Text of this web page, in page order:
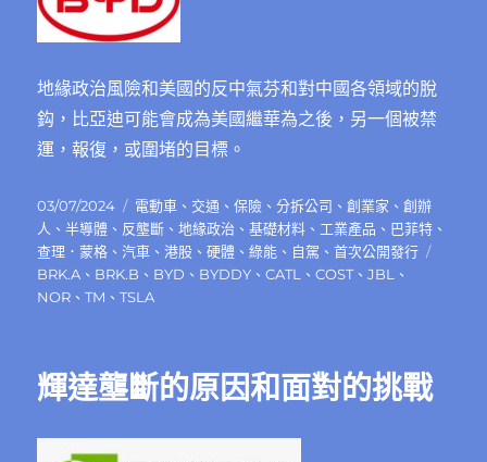
地緣政治風險和美國的反中氣芬和對中國各領域的脫
鈎，比亞迪可能會成為美國繼華為之後，另一個被禁
運，報復，或圍堵的目標。
發
佈
日
期:
03/07/2024
分
類
電動車 、 交通 、保險 、分拆公司 、創業家 、創辦
人 、半導體 、 反壟斷 、地緣政治 、基礎材料 、 工業產品 、 巴菲特 、
查理．蒙格 、 汽車 、港股 、硬體 、綠能 、 自駕 、首次公開發行
BRK.A 、 BRK.B 、 BYD 、 BYDDY 、CATL 、COST、JBL
、
NOR 、TM 、TSLA
輝達壟斷的原因和面對的挑戰